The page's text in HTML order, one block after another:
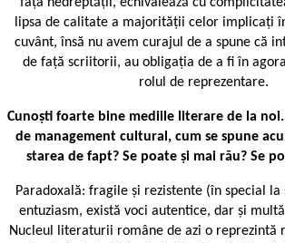
fața nedreptății, echivalează cu
lipsa de calitate a majorității celor implicați
cuvânt, însă nu avem curajul de a spune că
de față scriitorii, au obligația de a fi în
rolul de reprezentare.
Cunoști foarte bine mediile literare de la
de management cultural, cum se spune
starea de fapt? Se poate și mai rău? Se
Paradoxală: fragile și rezistente (în special la
entuziasm, există voci autentice, dar și
Nucleul literaturii române de azi o reprezintă